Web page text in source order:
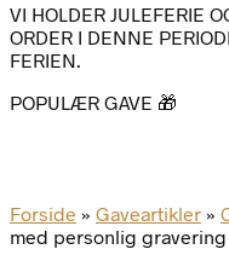
VI HOLDER JULEFERIE
ORDER I DENNE
FERIEN.
POPULÆR GAVE 🎁
Forside » Gaveartikler »
med personlig gravering